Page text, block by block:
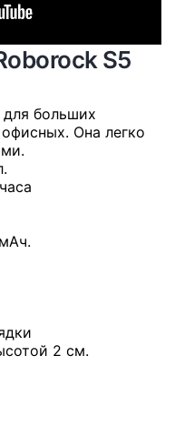
S5
для больших
Она легко
2 см.